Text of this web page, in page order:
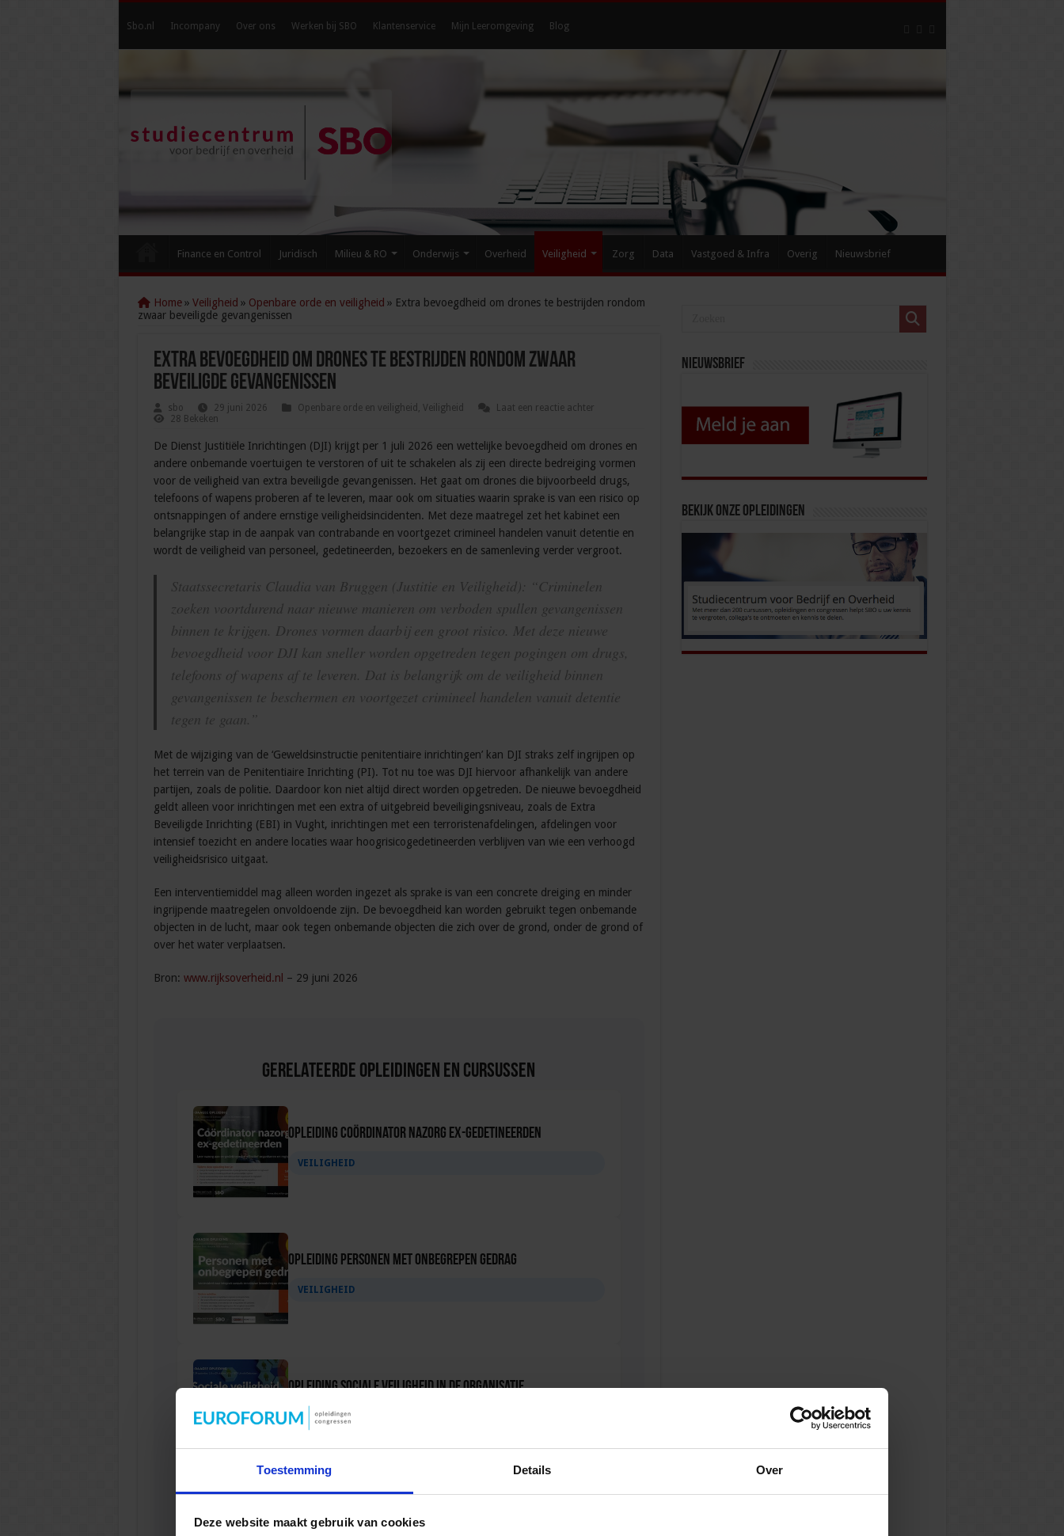
Toestemming Details Over
Deze website maakt gebruik van cookies
Sbo.nl Incompany Over ons Werken bij SBO Klantenservice Mijn Leeromgeving Blog
Finance en Control Juridisch Milieu & RO Onderwijs Overheid Veiligheid Zorg Data Vastgoed & Infra Overig Nieuwsbrief
Home » Veiligheid » Openbare orde en veiligheid » Extra bevoegdheid om drones te bestrijden rondom
zwaar beveiligde gevangenissen
Extra bevoegdheid om drones te bestrijden rondom zwaar
beveiligde gevangenissen
sbo 29 juni 2026 Openbare orde en veiligheid , Veiligheid
Laat een reactie achter
28 Bekeken
De Dienst Justitiële Inrichtingen (DJI) krijgt per 1 juli 2026 een wettelijke bevoegdheid om drones en
andere onbemande voertuigen te verstoren of uit te schakelen als zij een directe bedreiging vormen
voor de veiligheid van extra beveiligde gevangenissen. Het gaat om drones die bijvoorbeeld drugs,
telefoons of wapens proberen af te leveren, maar ook om situaties waarin sprake is van een risico op
ontsnappingen of andere ernstige veiligheidsincidenten. Met deze maatregel zet het kabinet een
belangrijke stap in de aanpak van contrabande en voortgezet crimineel handelen vanuit detentie en
wordt de veiligheid van personeel, gedetineerden, bezoekers en de samenleving verder vergroot.
Staatssecretaris Claudia van Bruggen (Justitie en Veiligheid): “Criminelen
zoeken voortdurend naar nieuwe manieren om verboden spullen gevangenissen
binnen te krijgen. Drones vormen daarbij een groot risico. Met deze nieuwe
bevoegdheid voor DJI kan sneller worden opgetreden tegen pogingen om drugs,
telefoons of wapens af te leveren. Dat is belangrijk om de veiligheid binnen
gevangenissen te beschermen en voortgezet crimineel handelen vanuit detentie
tegen te gaan.”
Met de wijziging van de ‘Geweldsinstructie penitentiaire inrichtingen’ kan DJI straks zelf ingrijpen op
het terrein van de Penitentiaire Inrichting (PI). Tot nu toe was DJI hiervoor afhankelijk van andere
partijen, zoals de politie. Daardoor kon niet altijd direct worden opgetreden. De nieuwe bevoegdheid
geldt alleen voor inrichtingen met een extra of uitgebreid beveiligingsniveau, zoals de Extra
Beveiligde Inrichting (EBI) in Vught, inrichtingen met een terroristenafdelingen, afdelingen voor
intensief toezicht en andere locaties waar hoogrisicogedetineerden verblijven van wie een verhoogd
veiligheidsrisico uitgaat.
Een interventiemiddel mag alleen worden ingezet als sprake is van een concrete dreiging en minder
ingrijpende maatregelen onvoldoende zijn. De bevoegdheid kan worden gebruikt tegen onbemande
objecten in de lucht, maar ook tegen onbemande objecten die zich over de grond, onder de grond of
over het water verplaatsen.
Bron: www.rijksoverheid.nl – 29 juni 2026
Gerelateerde Opleidingen en Cursussen
Opleiding Coördinator nazorg ex-gedetineerden
VEILIGHEID
Opleiding Personen met onbegrepen gedrag
VEILIGHEID
Opleiding Sociale Veiligheid in de Organisatie
VEILIGHEID
Opleiding Adviseur zorg en veiligheid
Nieuwsbrief
Bekijk onze opleidingen